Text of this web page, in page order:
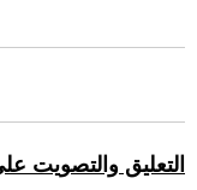
التعليق والتصويت